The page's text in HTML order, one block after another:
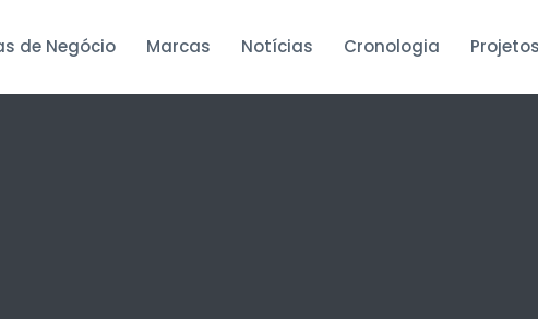
de Negócio Marcas Notícias Cronologia